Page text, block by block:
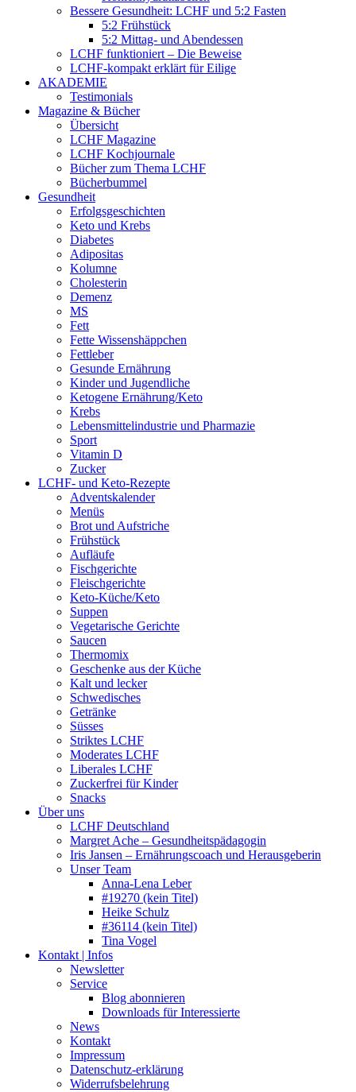
Bessere Gesundheit: LCHF und 5:2 Fasten
5:2 Frühstück
5:2 Mittag- und Abendessen
LCHF funktioniert – Die Beweise
LCHF-kompakt erklärt für Eilige
AKADEMIE
Testimonials
Magazine & Bücher
Übersicht
LCHF Magazine
LCHF Kochjournale
Bücher zum Thema LCHF
Bücherbummel
Gesundheit
Erfolgsgeschichten
Keto und Krebs
Diabetes
Adipositas
Kolumne
Cholesterin
Demenz
MS
Fett
Fette Wissenshäppchen
Fettleber
Gesunde Ernährung
Kinder und Jugendliche
Ketogene Ernährung/Keto
Krebs
Lebensmittelindustrie und Pharmazie
Sport
Vitamin D
Zucker
LCHF- und Keto-Rezepte
Adventskalender
Menüs
Brot und Aufstriche
Frühstück
Aufläufe
Fischgerichte
Fleischgerichte
Keto-Küche/Keto
Suppen
Vegetarische Gerichte
Saucen
Thermomix
Geschenke aus der Küche
Kalt und lecker
Schwedisches
Getränke
Süsses
Striktes LCHF
Moderates LCHF
Liberales LCHF
Zuckerfrei für Kinder
Snacks
Über uns
LCHF Deutschland
Margret Ache – Gesundheitspädagogin
Iris Jansen – Ernährungscoach und Herausgeberin
Unser Team
Anna-Lena Leber
#19270 (kein Titel)
Heike Schulz
#36114 (kein Titel)
Tina Vogel
Kontakt | Infos
Newsletter
Service
Blog abonnieren
Downloads für Interessierte
News
Kontakt
Impressum
Datenschutz-erklärung
Widerrufsbelehrung